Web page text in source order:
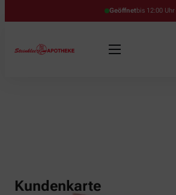
Geöffnetbis 12:00 Uhr
Kundenkarte